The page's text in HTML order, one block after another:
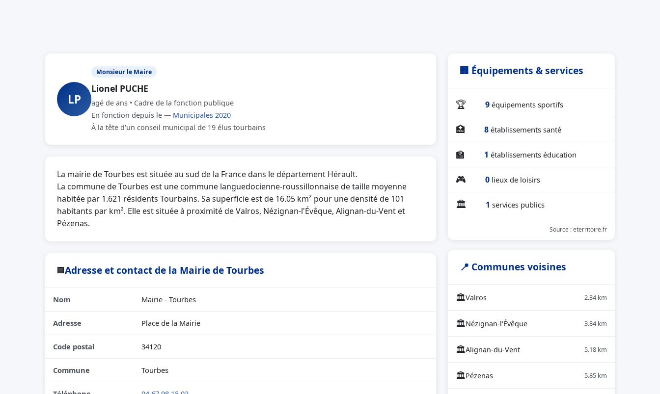
LP
Monsieur le Maire
Lionel PUCHE
agé de ans • Cadre de la fonction publique
En fonction depuis le — Municipales 2020
À la tête d'un conseil municipal de 19 élus tourbains
La mairie de Tourbes est située au sud de la France dans le département Hérault.
La commune de Tourbes est une commune languedocienne-roussillonnaise de taille moyenne
habitée par 1.621 résidents Tourbains. Sa superficie est de 16.05 km² pour une densité de 101
habitants par km². Elle est située à proximité de Valros, Nézignan-l'Évêque, Alignan-du-Vent et
Pézenas.
🏢Adresse et contact de la Mairie de Tourbes
Nom Mairie - Tourbes
Adresse Place de la Mairie
Code postal 34120
Commune Tourbes
🏢 Équipements & services
🏆 9 équipements sportifs
🏥 8 établissements santé
🏫 1 établissements éducation
🎮 0 lieux de loisirs
🏛 1 services publics
Source : eterritoire.fr
📍 Communes voisines
🏛Valros 2.34 km
🏛Nézignan-l'Évêque 3.84 km
🏛Alignan-du-Vent 5.18 km
🏛Pézenas 5.85 km